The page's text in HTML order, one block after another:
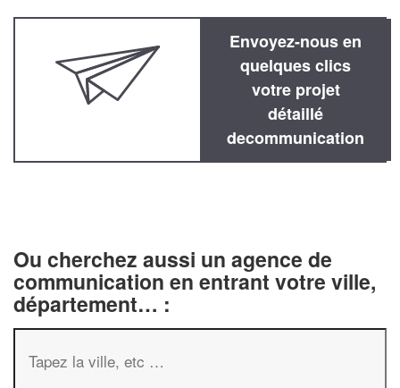
Envoyez-nous en
quelques clics
votre projet
détaillé
decommunication
Ou cherchez aussi un agence de
communication en entrant votre ville,
département… :